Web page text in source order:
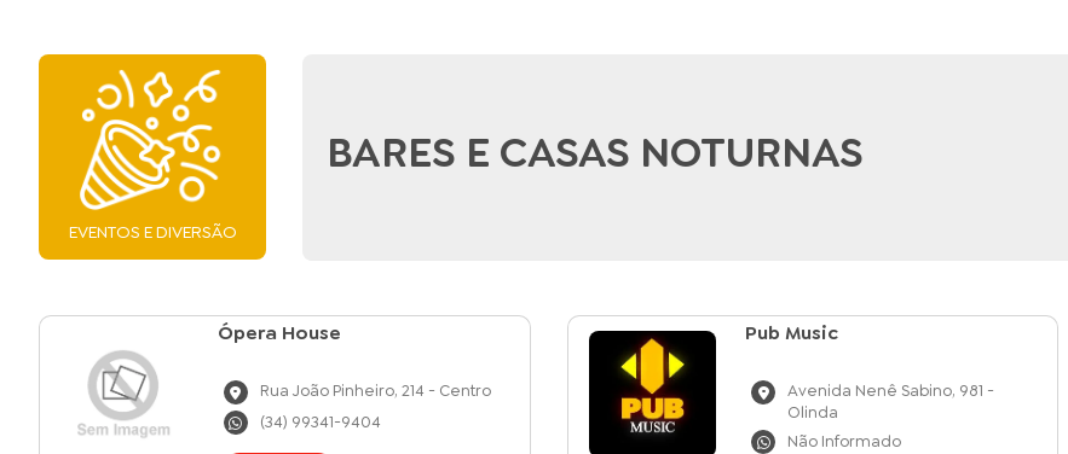
EVENTOS E DIVERSÃO
BARES E CASAS NOTURNAS
Ópera House
Rua João Pinheiro, 214 - Centro
(34) 99341-9404
Pub Music
Avenida Nenê Sabino, 981 -
Olinda
Não Informado